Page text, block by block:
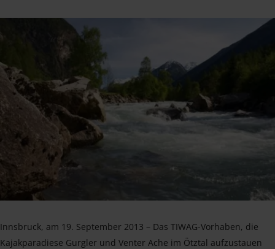
Innsbruck, am 19. September 2013 – Das TIWAG-Vorhaben, die
Kajakparadiese Gurgler und Venter Ache im Ötztal aufzustauen